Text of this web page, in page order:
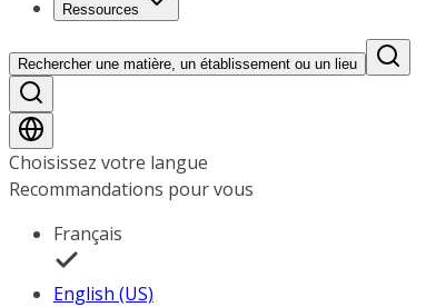
Ressources
Rechercher une matière, un établissement ou un lieu
Choisissez votre langue
Recommandations pour vous
Français
English (US)